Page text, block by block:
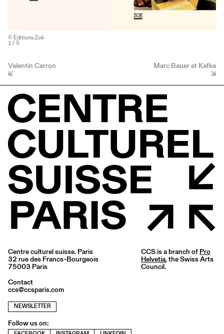
© Editions Zoé
1 / 5
Valentin Carron Marc Bauer et Kafka
Centre culturel suisse. Paris
32 rue des Francs-Bourgeois
75003 Paris
Contact
ccs@ccsparis.com
NEWSLETTER
Follow us on:
CCS is a branch of Pro
Helvetia, the Swiss Arts
Council.